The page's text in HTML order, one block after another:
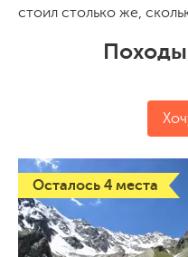
стоил столько же,
Осталось 4 места